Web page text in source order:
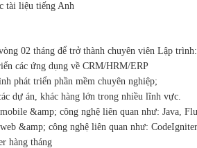
tài liệu tiếng Anh
02 tháng để trở thành chuyên viên Lập trình:
các ứng dụng về CRM/HRM/ERP
phát triển phần mềm chuyên nghiệp;
dự án, khác hàng lớn trong nhiều lĩnh vực.
&amp; công nghệ liên quan như: Java,
&amp; công nghệ liên quan như:
hàng tháng